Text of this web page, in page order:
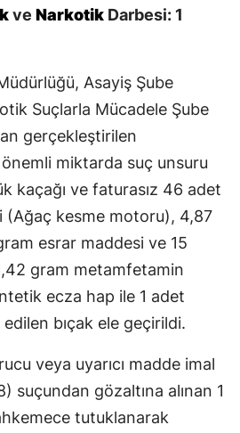
Yalova
Kilis
Osmaniye
Düzce
ve Narkotik Darbesi: 1
Asayiş Şube
Suçlarla Mücadele Şube
gerçekleştirilen
miktarda suç unsuru
kaçağı ve faturasız 46 adet
(Ağaç kesme motoru), 4,87
esrar maddesi ve 15
gram metamfetamin
ecza hap ile 1 adet
bıçak ele geçirildi.
veya uyarıcı madde imal
suçundan gözaltına alınan 1
tutuklanarak